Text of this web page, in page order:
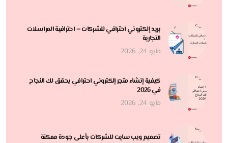
بريد إلكتروني احترافي للشركات = احترافية المراسلات
التجارية
مايو 24, 2026
كيفية إنشاء متجر إلكتروني احترافي يحقق لك النجاح
في 2026
مايو 24, 2026
تصميم ويب سايت للشركات بأعلى جودة ممكنة